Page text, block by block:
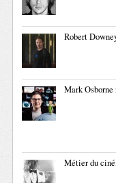
Robert
Mark
Métier du